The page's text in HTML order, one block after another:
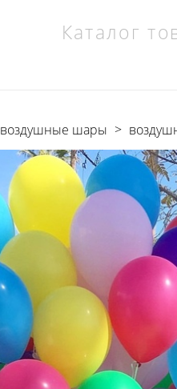
Каталог
воздушные шары >